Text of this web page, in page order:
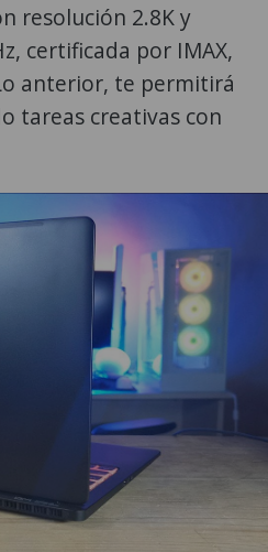
resolución 2.8K y
certificada por IMAX,
anterior, te permitirá
tareas creativas con